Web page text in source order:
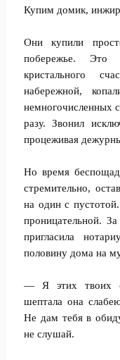
Купим домик,
Они купили
побережье. Это
кристального
набережной,
немногочисленных
разу. Звонил
процеживая
Но время
стремительно,
на один с
проницательной.
пригласила
половину дома на
— Я этих твоих
шептала она
Не дам тебя в
не слушай.